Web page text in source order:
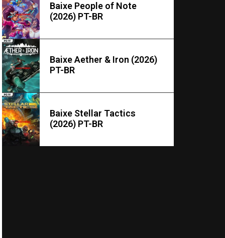
Baixe People of Note
(2026) PT-BR
Baixe Aether & Iron (2026)
PT-BR
Baixe Stellar Tactics
(2026) PT-BR